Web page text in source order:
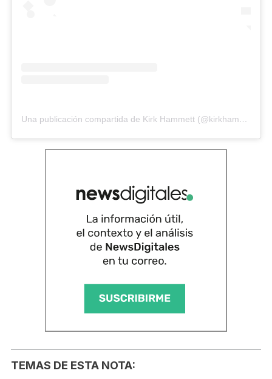
Una publicación compartida de Kirk Hammett (@kirkhammett)
TEMAS DE ESTA NOTA: